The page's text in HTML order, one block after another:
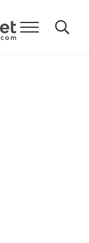
菜单